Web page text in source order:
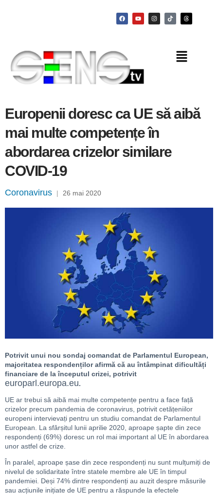
Europenii doresc ca UE să aibă
mai multe competențe în
abordarea crizelor similare
COVID-19
Coronavirus | 26 mai 2020
Potrivit unui nou sondaj comandat de Parlamentul European,
majoritatea respondenților afirmă că au întâmpinat dificultăți
financiare de la începutul crizei, potrivit
europarl.europa.eu.
UE ar trebui să aibă mai multe competențe pentru a face față
crizelor precum pandemia de coronavirus, potrivit cetățeniilor
europeni intervievați pentru un studiu comandat de Parlamentul
European. La sfârșitul lunii aprilie 2020, aproape șapte din zece
respondenți (69%) doresc un rol mai important al UE în abordarea
unor astfel de crize.
În paralel, aproape șase din zece respondenți nu sunt mulțumiți de
nivelul de solidaritate între statele membre ale UE în timpul
pandemiei. Deși 74% dintre respondenți au auzit despre măsurile
sau acțiunile inițiate de UE pentru a răspunde la efectele